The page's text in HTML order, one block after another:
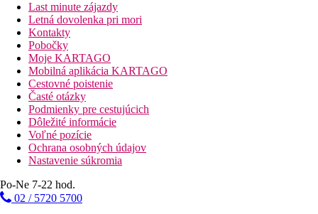
Last minute zájazdy
Letná dovolenka pri mori
Kontakty
Pobočky
Moje KARTAGO
Mobilná aplikácia KARTAGO
Cestovné poistenie
Časté otázky
Podmienky pre cestujúcich
Dôležité informácie
Voľné pozície
Ochrana osobných údajov
Nastavenie súkromia
Po-Ne 7-22 hod.
02 / 5720 5700